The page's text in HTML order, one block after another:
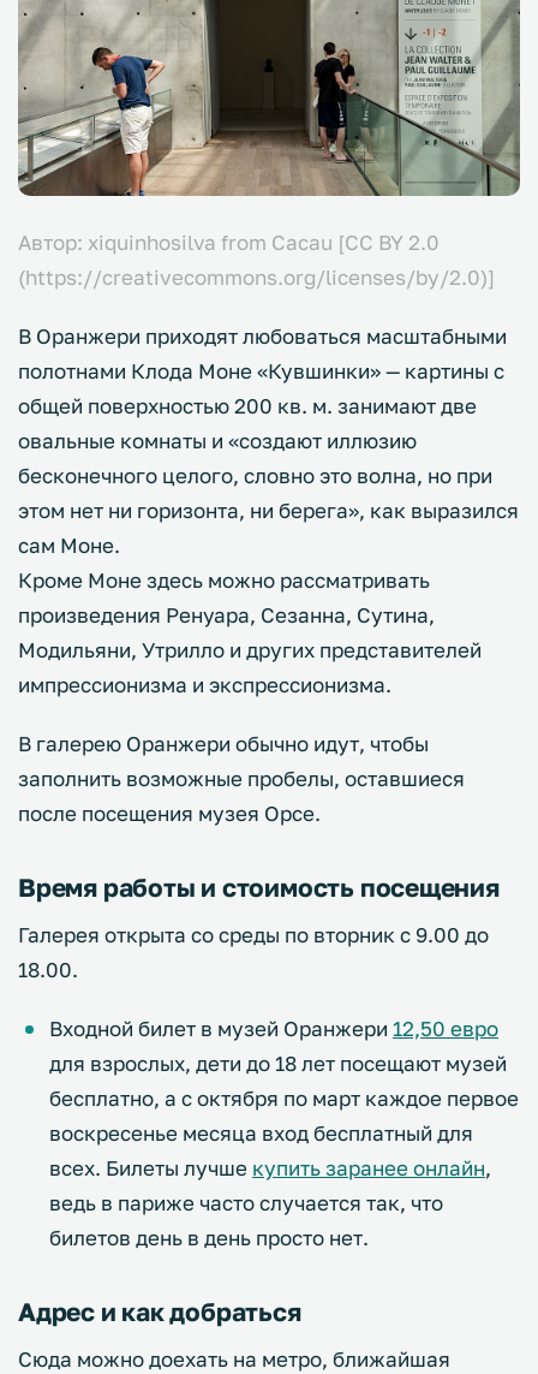
Автор: xiquinhosilva from Cacau [CC BY 2.0
(https://creativecommons.org/licenses/by/2.0)]
В Оранжери приходят любоваться масштабными
полотнами Клода Моне «Кувшинки» — картины с
общей поверхностью 200 кв. м. занимают две
овальные комнаты и «создают иллюзию
бесконечного целого, словно это волна, но при
этом нет ни горизонта, ни берега», как выразился
сам Моне.
Кроме Моне здесь можно рассматривать
произведения Ренуара, Сезанна, Сутина,
Модильяни, Утрилло и других представителей
импрессионизма и экспрессионизма.
В галерею Оранжери обычно идут, чтобы
заполнить возможные пробелы, оставшиеся
после посещения музея Орсе.
Время работы и стоимость посещения
Галерея открыта со среды по вторник с 9.00 до
18.00.
Входной билет в музей Оранжери 12,50 евро
для взрослых, дети до 18 лет посещают музей
бесплатно, а с октября по март каждое первое
воскресенье месяца вход бесплатный для
всех. Билеты лучше купить заранее онлайн,
ведь в париже часто случается так, что
билетов день в день просто нет.
Адрес и как добраться
Сюда можно доехать на метро, ближайшая